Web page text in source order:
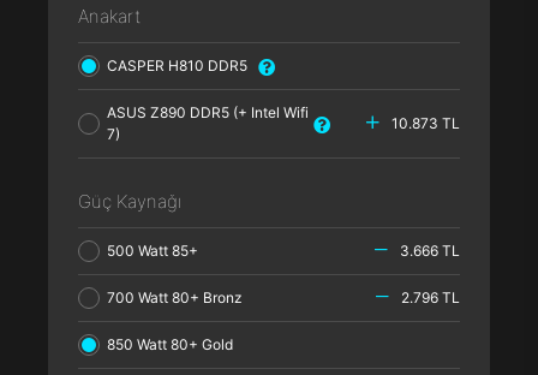
Anakart
CASPER H810 DDR5
ASUS Z890 DDR5 (+ Intel Wifi
7)
10.873 TL
Güç Kaynağı
500 Watt 85+ 3.666 TL
700 Watt 80+ Bronz 2.796 TL
850 Watt 80+ Gold